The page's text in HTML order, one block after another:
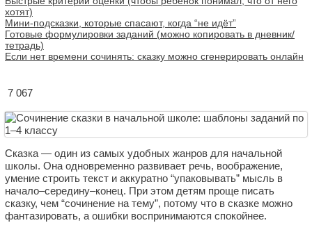
хотят)
Мини-подсказки, которые спасают, когда “не идёт”
Готовые формулировки заданий (можно копировать в дневник/
тетрадь)
Если нет времени сочинять: сказку можно сгенерировать онлайн
7 067
Сказка — один из самых удобных жанров для начальной
школы. Она одновременно развивает речь, воображение,
умение строить текст и аккуратно “упаковывать” мысль в
начало–середину–конец. При этом детям проще писать
сказку, чем “сочинение на тему”, потому что в сказке можно
фантазировать, а ошибки воспринимаются спокойнее.